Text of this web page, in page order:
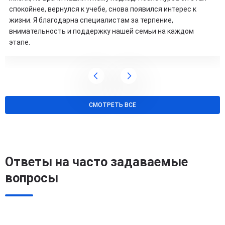
спокойнее, вернулся к учебе, снова появился интерес к
жизни. Я благодарна специалистам за терпение,
внимательность и поддержку нашей семьи на каждом
этапе.
СМОТРЕТЬ ВСЕ
Ответы на часто задаваемые
вопросы